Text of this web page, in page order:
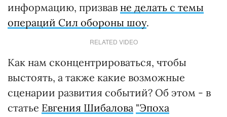
информацию, призвав не делать с темы
операций Сил обороны шоу.
RELATED VIDEO
Как нам сконцентрироваться, чтобы
выстоять, а также какие возможные
сценарии развития событий? Об этом - в
статье Евгения Шибалова "Эпоха